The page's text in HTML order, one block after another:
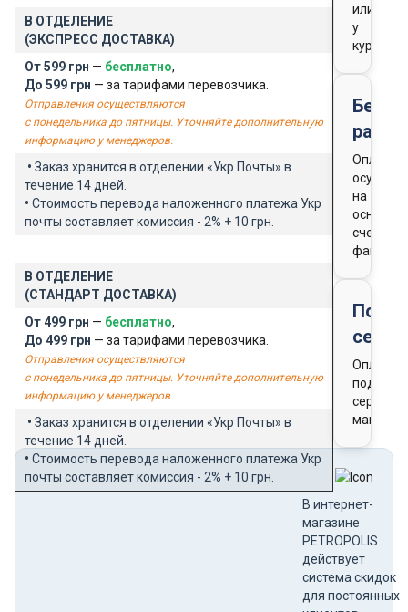
В ОТДЕЛЕНИЕ
(ЭКСПРЕСС ДОСТАВКА)
От 599 грн — бесплатно,
До 599 грн — за тарифами перевозчика.
Отправления осуществляются
с понедельника до пятницы. Уточняйте дополнительную
информацию у менеджеров.
• Заказ хранится в отделении «Укр Почты» в
течение 14 дней.
• Стоимость перевода наложенного платежа Укр
почты составляет комиссия - 2% + 10 грн.
В ОТДЕЛЕНИЕ
(СТАНДАРТ ДОСТАВКА)
От 499 грн — бесплатно,
До 499 грн — за тарифами перевозчика.
Отправления осуществляются
с понедельника до пятницы. Уточняйте дополнительную
информацию у менеджеров.
• Заказ хранится в отделении «Укр Почты» в
течение 14 дней.
• Стоимость перевода наложенного платежа Укр
почты составляет комиссия - 2% + 10 грн.
или
у
курьера
Оплата
на
счета-
фактуры
Оплата
В интернет-
магазине
PETROPOLIS
действует
система скидок
для постоянных